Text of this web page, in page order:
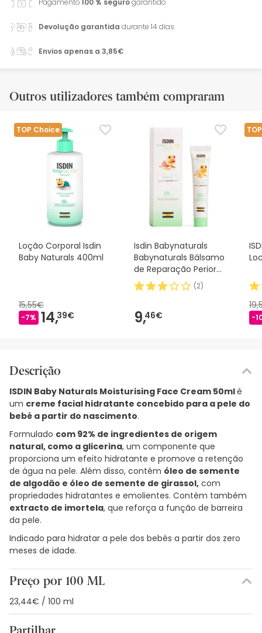
Devolução garantida durante 14 dias
Envios apenas a 3,85€
Outros utilizadores também compraram
TOP Choice
Loção Corporal Isdin
Baby Naturals 400ml
15,55€
-7% 14,39€
Isdin Babynaturals
Babynaturals Bálsamo
de Reparação Perioral
15ml
(2)
9,46€ -
Descrição
ISDIN Baby Naturals Moisturising Face Cream 50mlé
um creme facial hidratante concebido para a pele do
bebé a partir do nascimento.
Formulado com 92% de ingredientes de origem
natural, como a glicerina, um componente que
proporciona um efeito hidratante e promove a retenção
de água na pele. Além disso, contém óleo de semente
de algodão e óleo de semente de girassol, com
propriedades hidratantes e emolientes. Contém também
extracto de imortela, que reforça a função de barreira
da pele.
Indicado para hidratar a pele dos bebés a partir dos zero
meses de idade.
Preço por 100 ML
23,44€ / 100 ml